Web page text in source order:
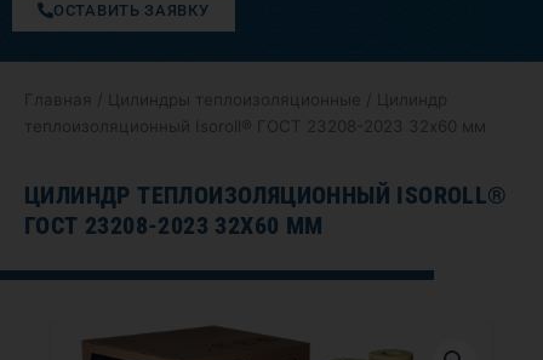
ОСТАВИТЬ ЗАЯВКУ
Главная Цилиндры теплоизоляционные / Цилиндр
теплоизоляционный Isoroll® ГОСТ 23208-2023 32х60 мм
ЦИЛИНДР ТЕПЛОИЗОЛЯЦИОННЫЙ ISOROLL®
ГОСТ 23208-2023 32Х60 ММ